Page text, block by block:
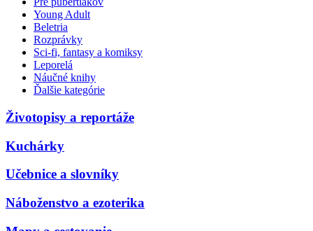
Young Adult
Beletria
Rozprávky
Sci-fi, fantasy a komiksy
Leporelá
Náučné knihy
Ďalšie kategórie
Životopisy a reportáže
Kuchárky
Učebnice a slovníky
Náboženstvo a ezoterika